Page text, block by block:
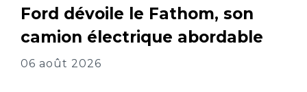
Ford dévoile le Fathom, son
camion électrique abordable
06 août 2026